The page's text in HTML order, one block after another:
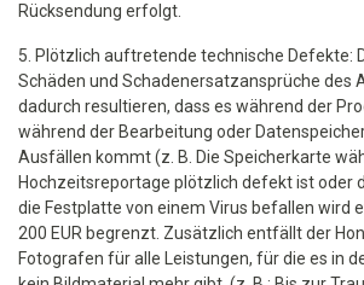
Rücksendung erfolgt.
5. Plötzlich auftretende technische Defekte:
Schäden und Schadenersatzansprüche des
dadurch resultieren, dass es während der
während der Bearbeitung oder
Ausfällen kommt (z. B. Die Speicherkarte
Hochzeitsreportage plötzlich defekt ist oder
die Festplatte von einem Virus befallen wird
200 EUR begrenzt. Zusätzlich entfällt der
Fotografen für alle Leistungen, für die es in